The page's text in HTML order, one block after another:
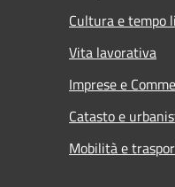
Cultura e tempo
Vita lavorativa
Imprese e
Catasto e
Mobilità e